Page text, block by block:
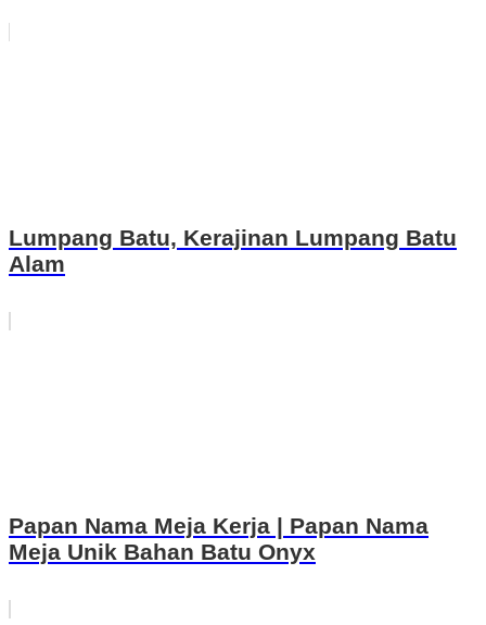
Lumpang Batu, Kerajinan Lumpang Batu
Alam
Papan Nama Meja Kerja | Papan Nama
Meja Unik Bahan Batu Onyx